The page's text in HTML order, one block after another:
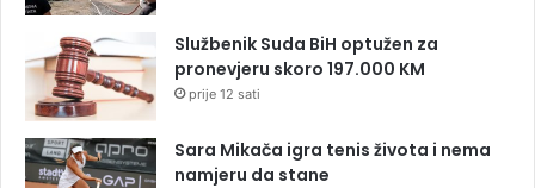
Službenik Suda BiH optužen za
pronevjeru skoro 197.000 KM
prije 12 sati
Sara Mikača igra tenis života i nema
namjeru da stane